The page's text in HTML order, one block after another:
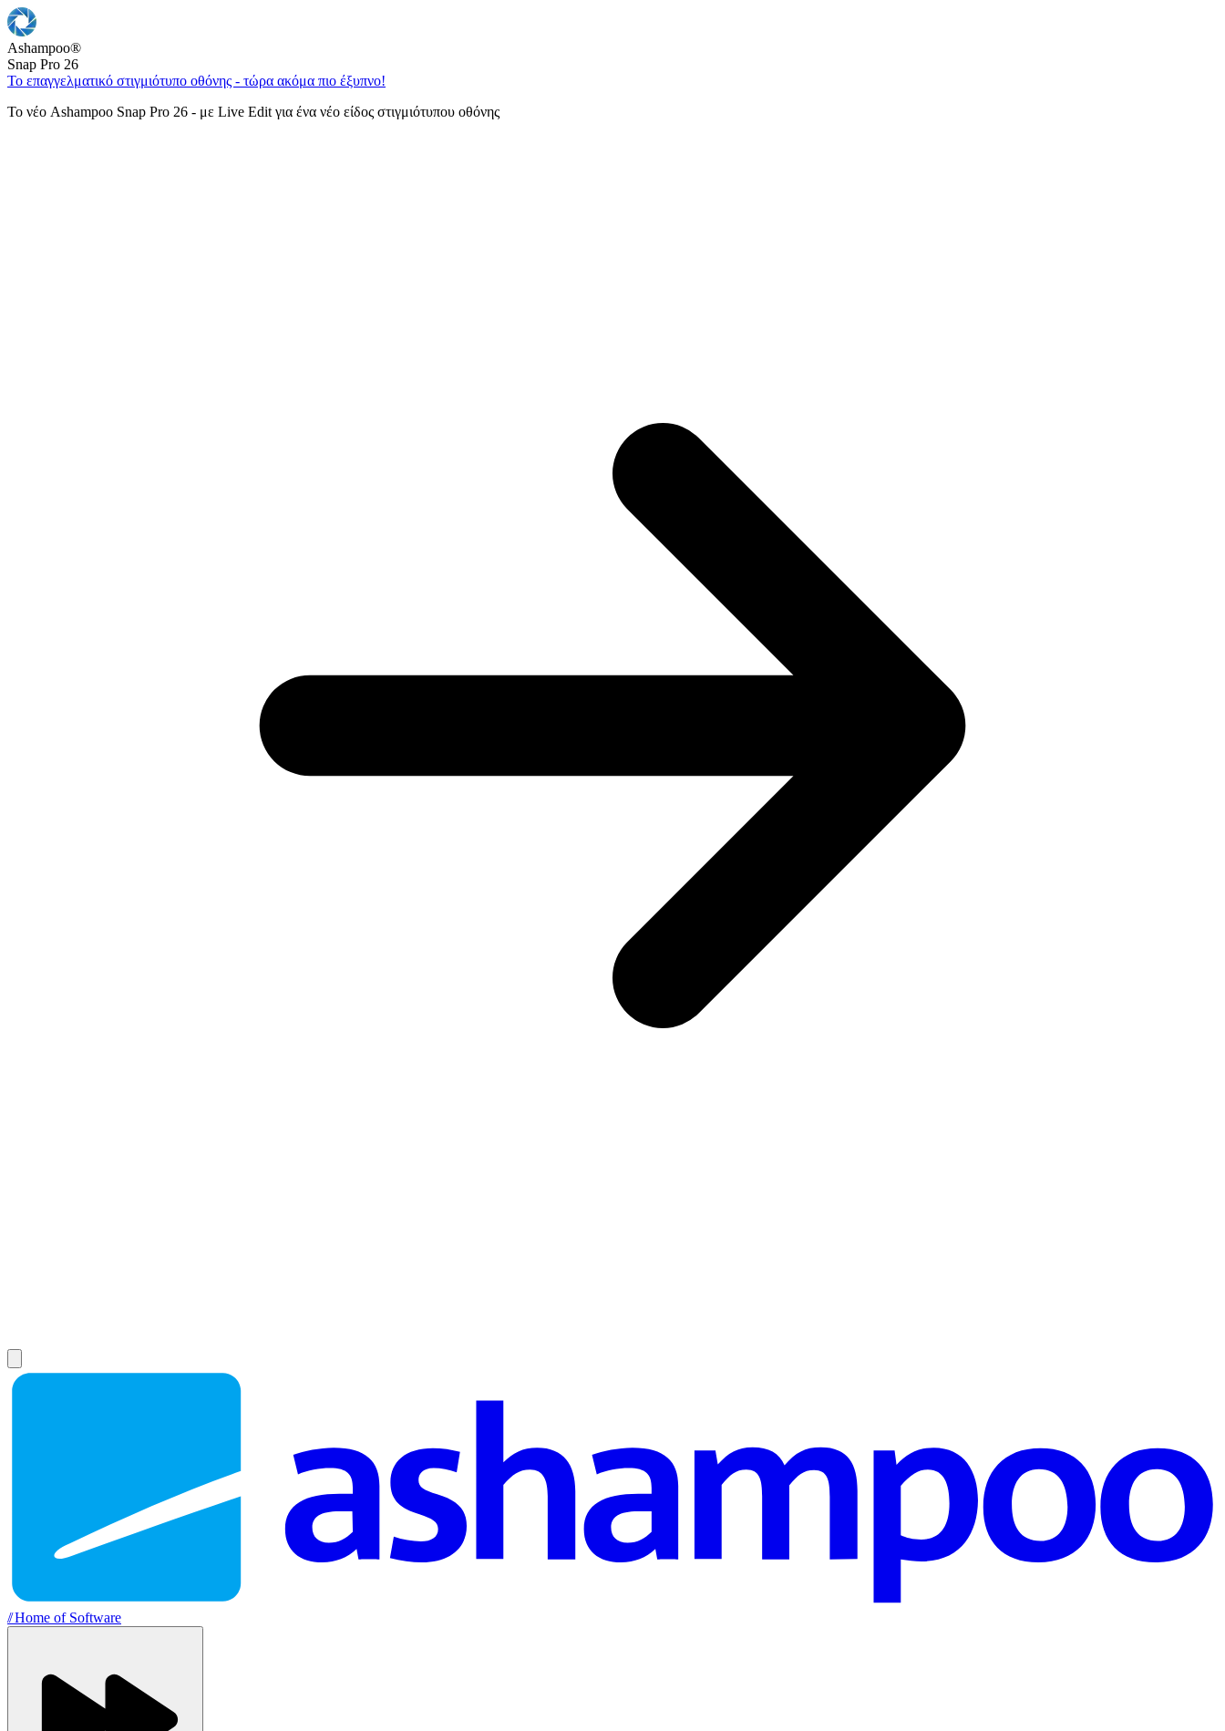
Ashampoo®
Snap Pro 26
Το επαγγελματικό στιγμιότυπο οθόνης - τώρα ακόμα πιο έξυπνο!
Το νέο Ashampoo Snap Pro 26 - με Live Edit για ένα νέο είδος στιγμιότυπου οθόνης
//Home of Software